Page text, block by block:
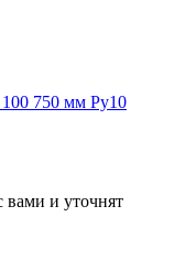
750 мм Ру10
вами и уточнят